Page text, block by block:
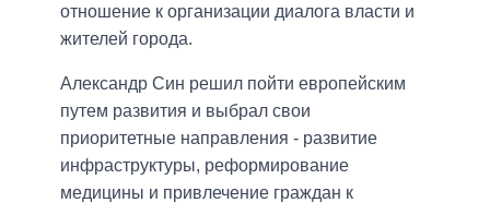
отношение к организации диалога власти и
жителей города.
Александр Син решил пойти европейским
путем развития и выбрал свои
приоритетные направления - развитие
инфраструктуры, реформирование
медицины и привлечение граждан к